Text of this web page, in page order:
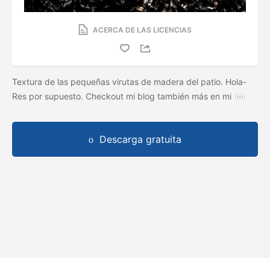
ACERCA DE LAS LICENCIAS
Textura de las pequeñas virutas de madera del patio. Hola-
Res por supuesto. Checkout mi blog también más en mi
Descarga gratuita